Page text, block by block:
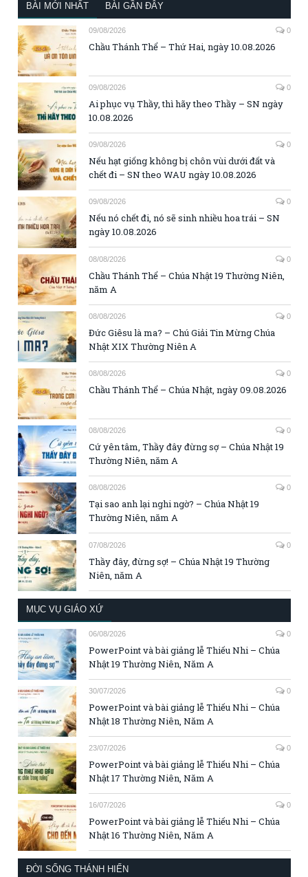
BÀI MỚI NHẤT BÀI GẦN ĐÂY
09/08/2026 0
Chầu Thánh Thể – Thứ Hai, ngày 10.08.2026
09/08/2026 0
Ai phục vụ Thầy, thì hãy theo Thầy – SN ngày
10.08.2026
09/08/2026 0
Nếu hạt giống không bị chôn vùi dưới đất và
chết đi – SN theo WAU ngày 10.08.2026
09/08/2026 0
Nếu nó chết đi, nó sẽ sinh nhiều hoa trái – SN
ngày 10.08.2026
08/08/2026 0
Chầu Thánh Thể – Chúa Nhật 19 Thường Niên,
năm A
08/08/2026 0
Đức Giêsu là ma? – Chú Giải Tin Mừng Chúa
Nhật XIX Thường Niên A
08/08/2026 0
Chầu Thánh Thể – Chúa Nhật, ngày 09.08.2026
08/08/2026 0
Cứ yên tâm, Thầy đây đừng sợ – Chúa Nhật 19
Thường Niên, năm A
08/08/2026 0
Tại sao anh lại nghi ngờ? – Chúa Nhật 19
Thường Niên, năm A
07/08/2026 0
Thầy đây, đừng sợ! – Chúa Nhật 19 Thường
Niên, năm A
MỤC VỤ GIÁO XỨ
06/08/2026 0
PowerPoint và bài giảng lễ Thiếu Nhi – Chúa
Nhật 19 Thường Niên, Năm A
30/07/2026 0
PowerPoint và bài giảng lễ Thiếu Nhi – Chúa
Nhật 18 Thường Niên, Năm A
23/07/2026 0
PowerPoint và bài giảng lễ Thiếu Nhi – Chúa
Nhật 17 Thường Niên, Năm A
16/07/2026 0
PowerPoint và bài giảng lễ Thiếu Nhi – Chúa
Nhật 16 Thường Niên, Năm A
ĐỜI SỐNG THÁNH HIẾN